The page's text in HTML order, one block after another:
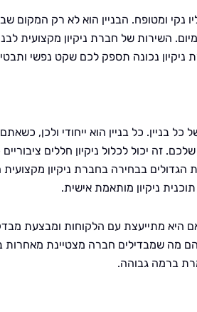
נקי ומטופח. הבניין הוא לא רק המקום
השירות של חברת ניקיון מקצועית
נכונה תספק לכם שקט נפשי
כל בניין. כל בניין הוא ייחודי ולכן,
זה יכול לכלול ניקיון חללים ציבוריים
הגדולים בבחירה בחברת ניקיון
ניקיון מותאמת אישית.
היא מתייעצת עם הלקוחות ומבצעת
הם מה שמבדילים חברה מצטיינת
ברמה גבוהה.